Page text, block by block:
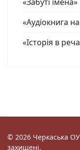
«Аудіокнига на
«Історія в
© 2026 Черкаська
захищені.